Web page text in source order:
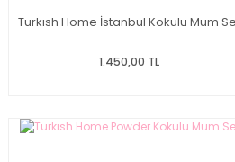
Turkısh Home İstanbul Kokulu Mum
1.450,00 TL